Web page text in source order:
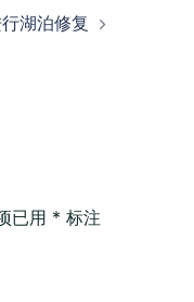
湖泊修复
已用 * 标注